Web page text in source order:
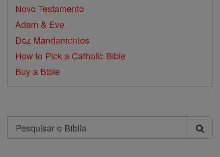
Novo Testamento
Adam & Eve
Dez Mandamentos
How to Pick a Catholic Bible
Buy a Bible
Search
Pesquisar